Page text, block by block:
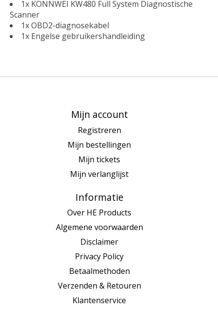
1x KONNWEI KW480 Full System Diagnostische
Scanner
1x OBD2-diagnosekabel
1x Engelse gebruikershandleiding
Mijn account
Registreren
Mijn bestellingen
Mijn tickets
Mijn verlanglijst
Informatie
Over HE Products
Algemene voorwaarden
Disclaimer
Privacy Policy
Betaalmethoden
Verzenden & Retouren
Klantenservice